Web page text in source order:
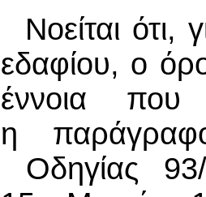
Νοείται
εδαφίου, ο
έννοια
η
Οδηγίας